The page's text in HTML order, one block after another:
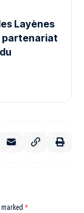
Layènes
partenariat
*